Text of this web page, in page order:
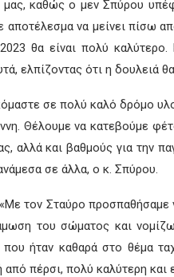
καθώς ο μεν Σπύρου
αποτέλεσμα να μείνει
θα είναι πολύ
ελπίζοντας ότι η δουλειά
σε πολύ καλό δρόμο
Θέλουμε να κατεβούμε
και βαθμούς για την
σε άλλα, ο κ. Σπύρου.
τον Σταύρο προσπαθήσαμε
του σώματος και
που ήταν καθαρά στο θέμα
πέρσι, πολύ καλύτερη και